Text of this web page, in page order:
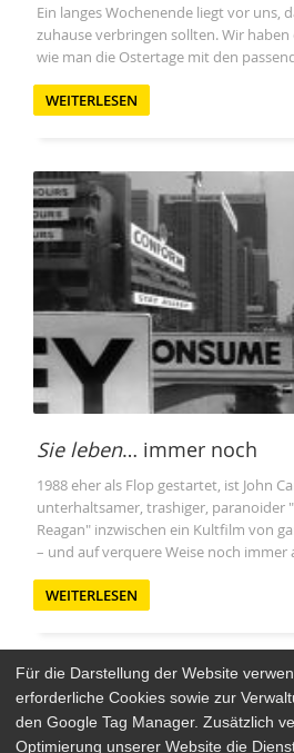
Ein langes Wochenende liegt vor uns,
zuhause verbringen sollten. Wir haben
wie man die Ostertage mit den
WEITERLESEN
Sie leben… immer noch
1988 eher als Flop gestartet, ist John
unterhaltsamer, trashiger, paranoider
Reagan" inzwischen ein Kultfilm von
– und auf verquere Weise noch immer
WEITERLESEN
Arthaus Stores
Für die Darstellung der Website
erforderliche Cookies sowie zur
den Google Tag Manager. Zusätzlich
Optimierung unserer Website die